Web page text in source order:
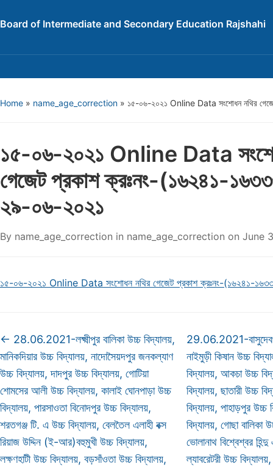
Board of Intermediate and Secondary Education Rajshahi
Home » name_age_correction » ১৫-০৬-২০২১ Online Data সংশোধন নথির
১৫-০৬-২০২১ Online Data
গেজেট প্রকাশ ক্রঃনং-(১৬২৪১-
২৯-০৬-২০২১
By name_age_correction in name_age_correction on June
১৫-০৬-২০২১ Online Data সংশোধন নথির গেজেট প্রকাশ ক্রঃনং-(১৬২৪১-
← 28.06.2021-লক্ষ্মীপুর বালিকা উচ্চ বিদ্যালয়,
মানিকদিয়ার উচ্চ বিদ্যালয়, নাদোসৈয়দপুর জনকল্যাণ
উচ্চ বিদ্যালয়, দাদপুর উচ্চ বিদ্যালয়, গোটিয়া
শোমসের আলী উচ্চ বিদ্যালয়, কালাই ঘোনপাড়া উচ্চ
বিদ্যালয়, পারসাওতা বিনোদপুর উচ্চ বিদ্যালয়,
শরতগঞ্জ টি. এ উচ্চ বিদ্যালয়, বেলতৈল এলাহী বক্স
রিয়াজ উদ্দিন (ই-আর)বহুমুখী উচ্চ বিদ্যালয়,
লক্ষণহাটী উচ্চ বিদ্যালয়, বড়সাঁওতা উচ্চ বিদ্যালয়,
29.06.2021-
নাইমুড়ী কিষান উচ্চ
বিদ্যালয়, আকচা উচ্চ
বিদ্যালয়, ছাতারী উচ্চ
বিদ্যালয়, পাহাড়পুর উচ্চ
বিদ্যালয়, গোছা বালিকা
ভোলানাথ বিশ্বেশ্বর
ল্যাবরেটরী উচ্চ